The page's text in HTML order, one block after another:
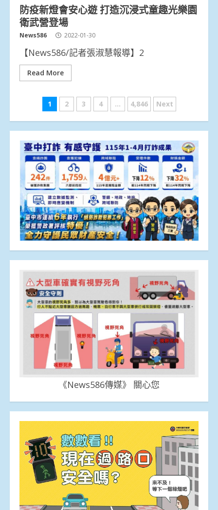
防疫新燈會安心遊 打造沉浸式童趣光樂園
衛武營登場
News586 2022-01-30
【News586/記者張淑慧報導】2
Read More
文
章
分
頁
1 2 3 4 ... 4,846 Next
《News586傳媒》 關心您